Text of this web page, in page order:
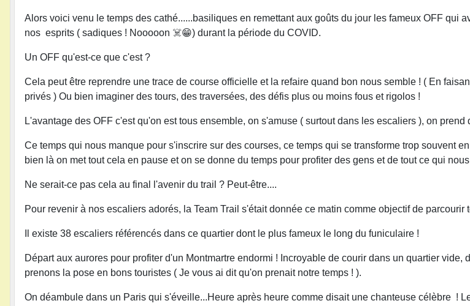
Alors voici venu le temps des cathé......basiliques en remettant aux goûts du jour les fameux OFF qui
nos esprits ( sadiques ! Nooooon ☠️😁) durant la période du COVID.
Un OFF qu'est-ce que c'est ?
Cela peut être reprendre une trace de course officielle et la refaire quand bon nous semble ! ( En
privés ) Ou bien imaginer des tours, des traversées, des défis plus ou moins fous et rigolos !
L'avantage des OFF c'est qu'on est tous ensemble, on s'amuse ( surtout dans les escaliers ), on
Ce temps qui nous manque pour s'inscrire sur des courses, ce temps qui se transforme trop souvent
bien là on met tout cela en pause et on se donne du temps pour profiter des gens et de tout ce qui
Ne serait-ce pas cela au final l'avenir du trail ? Peut-être....
Pour revenir à nos escaliers adorés, la Team Trail s'était donnée ce matin comme objectif de
Il existe 38 escaliers référencés dans ce quartier dont le plus fameux le long du funiculaire !
Départ aux aurores pour profiter d'un Montmartre endormi ! Incroyable de courir dans un quartier
prenons la pose en bons touristes ( Je vous ai dit qu'on prenait notre temps ! ).
On déambule dans un Paris qui s'éveille...Heure après heure comme disait une chanteuse célèbre !